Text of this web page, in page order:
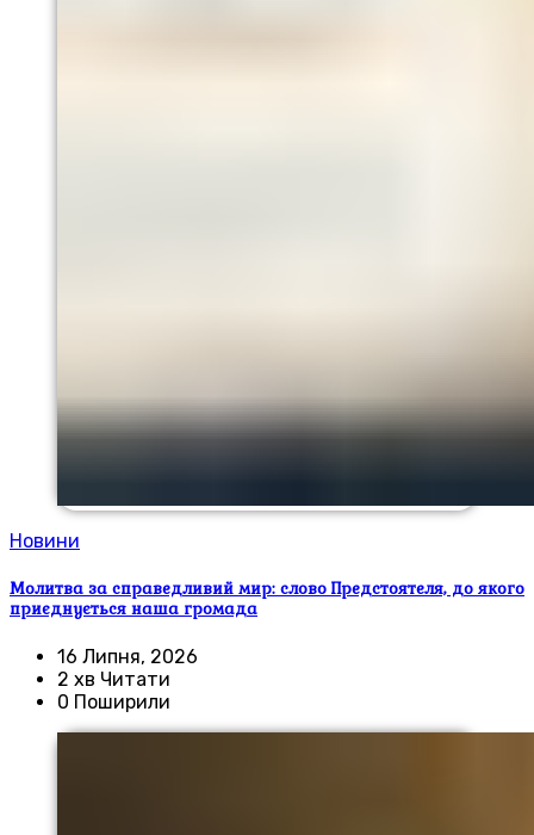
Новини
Молитва за справедливий мир: слово Предстоятеля, до якого
приєднується наша громада
16 Липня, 2026
2 хв Читати
0 Поширили